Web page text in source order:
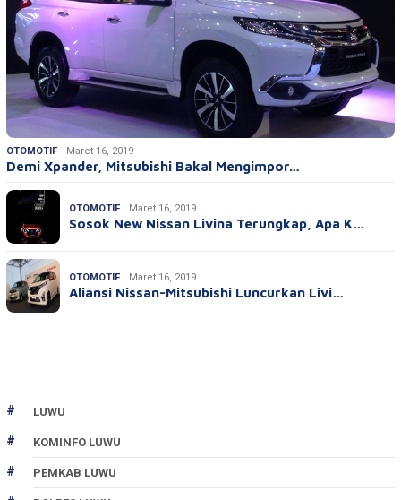
OTOMOTIF Maret 16, 2019
Demi Xpander, Mitsubishi Bakal Mengimpor…
OTOMOTIF Maret 16, 2019
Sosok New Nissan Livina Terungkap, Apa K…
OTOMOTIF Maret 16, 2019
Aliansi Nissan-Mitsubishi Luncurkan Livi…
LUWU
KOMINFO LUWU
PEMKAB LUWU